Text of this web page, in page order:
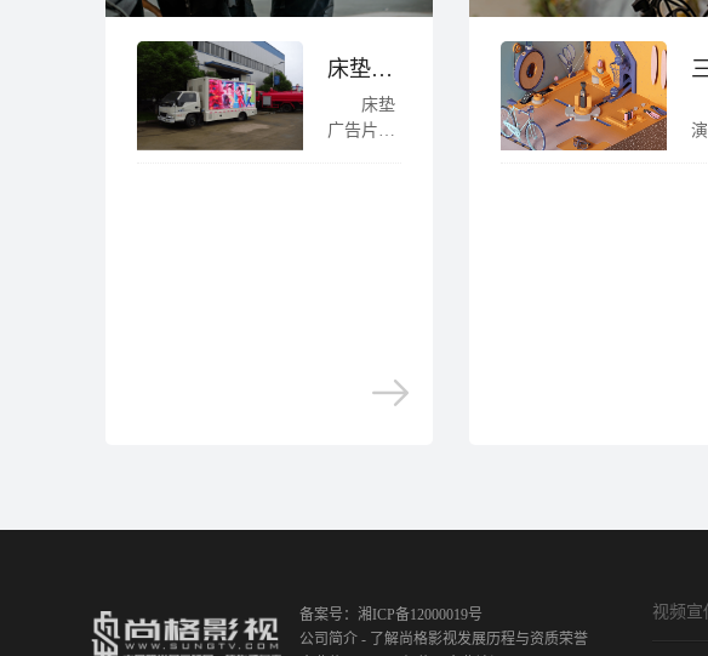
床垫广告片拍摄技巧
床垫
广告片拍
备案号：湘ICP备12000019号
公司简介 - 了解尚格影视发展历程与资质荣誉
视频宣